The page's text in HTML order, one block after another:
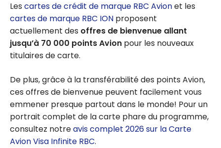
Les cartes de crédit de marque RBC Avionet les
cartes de marque RBC ION proposent
actuellement des offres de bienvenue allant
jusqu’à 70 000 points Avion pour les nouveaux
titulaires de carte.
De plus, grâce à la transférabilité des points Avion,
ces offres de bienvenue peuvent facilement vous
emmener presque partout dans le monde! Pour un
portrait complet de la carte phare du programme,
consultez notreavis complet 2026 sur la Carte
Avion Visa Infinite RBC.